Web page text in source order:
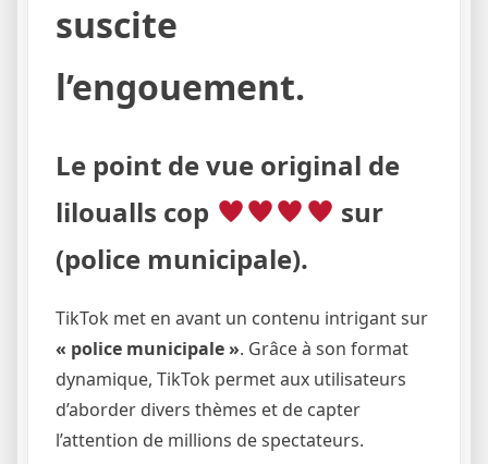
suscite
l’engouement.
Le point de vue original de
liloualls cop
sur
(police municipale).
TikTok met en avant un contenu intrigant sur
« police municipale ». Grâce à son format
dynamique, TikTok permet aux utilisateurs
d’aborder divers thèmes et de capter
l’attention de millions de spectateurs.